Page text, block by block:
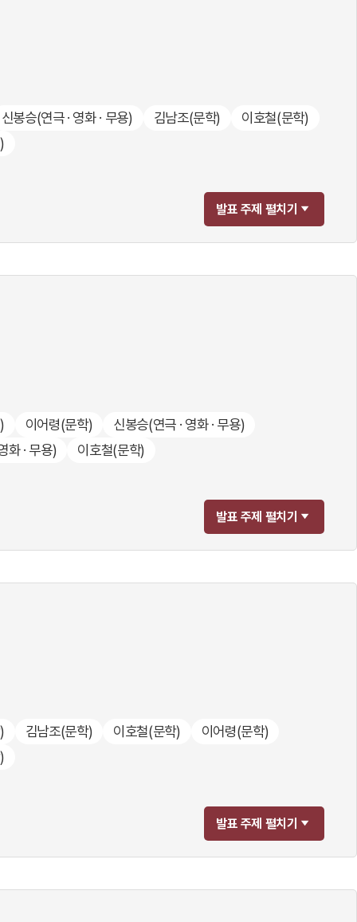
신봉승(연극 · 영화 · 무용) 김남조(문학) 이호철(문학)
발표 주제 펼치기
이어령(문학) 신봉승(연극 · 영화 · 무용)
화 · 무용)
이호철(문학)
발표 주제 펼치기
김남조(문학) 이호철(문학) 이어령(문학)
발표 주제 펼치기